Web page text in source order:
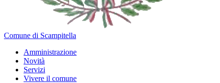
Comune di Scampitella
Amministrazione
Novità
Servizi
Vivere il comune